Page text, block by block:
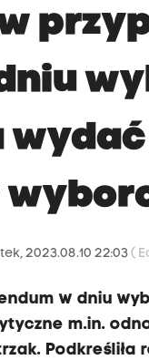
2023.08.10 22:03(
w dniu
m.in.